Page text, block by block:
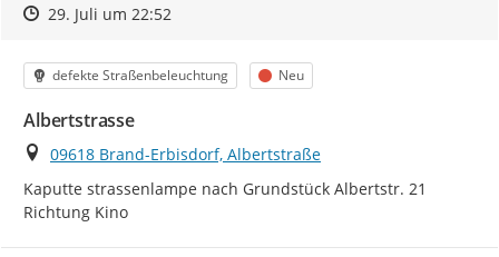
Zeitpunkt des Erstellens
Zeitpunkt des Erstellens
29. Juli um 22:52Zur Äußerung
Kategorie
defekte Straßenbeleuchtung Status
Neu
Albertstrasse
Ort
09618 Brand-Erbisdorf, Albertstraße
Kaputte strassenlampe nach Grundstück Albertstr. 21
Richtung Kino